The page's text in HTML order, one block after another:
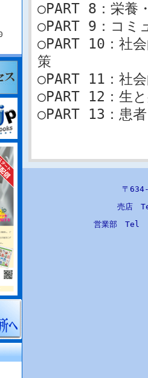
○PART 8：栄養
○PART 9：コミ
○PART 10：社
策
○PART 11：社
○PART 12：生
○PART 13：患
〒
売店
営業部 Tel